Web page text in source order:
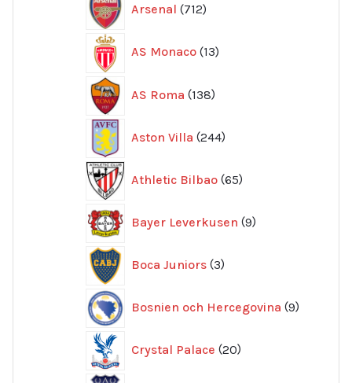
Arsenal 712
produkter
AS Monaco 13
produkter
AS Roma 138
produkter
Aston Villa 244
produkter
Athletic Bilbao 65
produkter
Bayer Leverkusen 9
produkter
Boca Juniors 3
produkter
Bosnien och Hercegovina 9
produkter
Crystal Palace 20
produkter